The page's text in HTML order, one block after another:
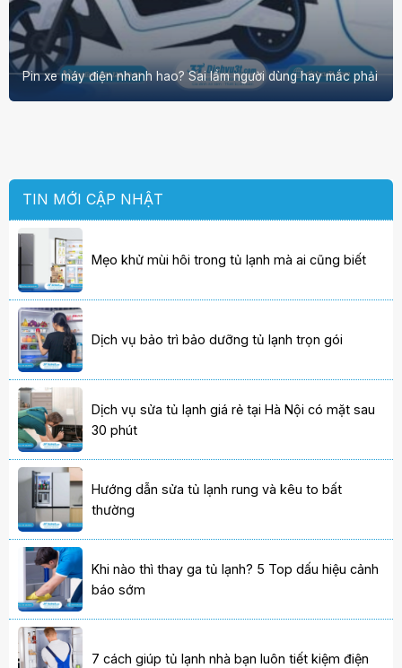
Pin xe máy điện nhanh hao? Sai lầm người dùng hay mắc phải
TIN MỚI CẬP NHẬT
Mẹo khử mùi hôi trong tủ lạnh mà ai cũng biết
Dịch vụ bảo trì bảo dưỡng tủ lạnh trọn gói
Dịch vụ sửa tủ lạnh giá rẻ tại Hà Nội có mặt sau
30 phút
Hướng dẫn sửa tủ lạnh rung và kêu to bất
thường
Khi nào thì thay ga tủ lạnh? 5 Top dấu hiệu cảnh
báo sớm
7 cách giúp tủ lạnh nhà bạn luôn tiết kiệm điện